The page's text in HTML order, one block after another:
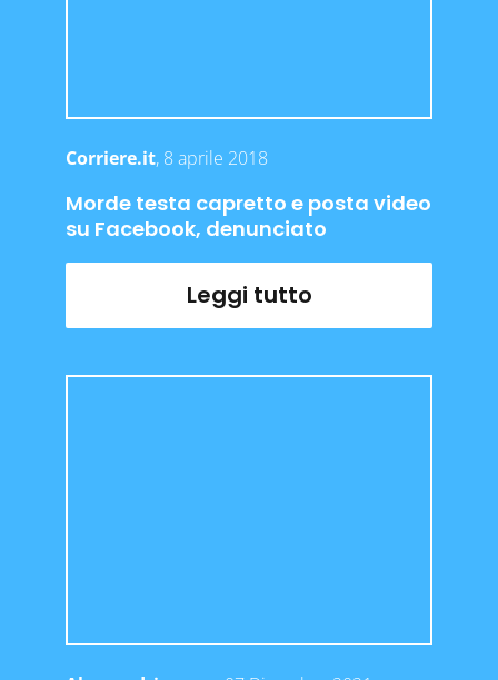
Corriere.it, 8 aprile 2018
Morde testa capretto e posta video
su Facebook, denunciato
Leggi tutto